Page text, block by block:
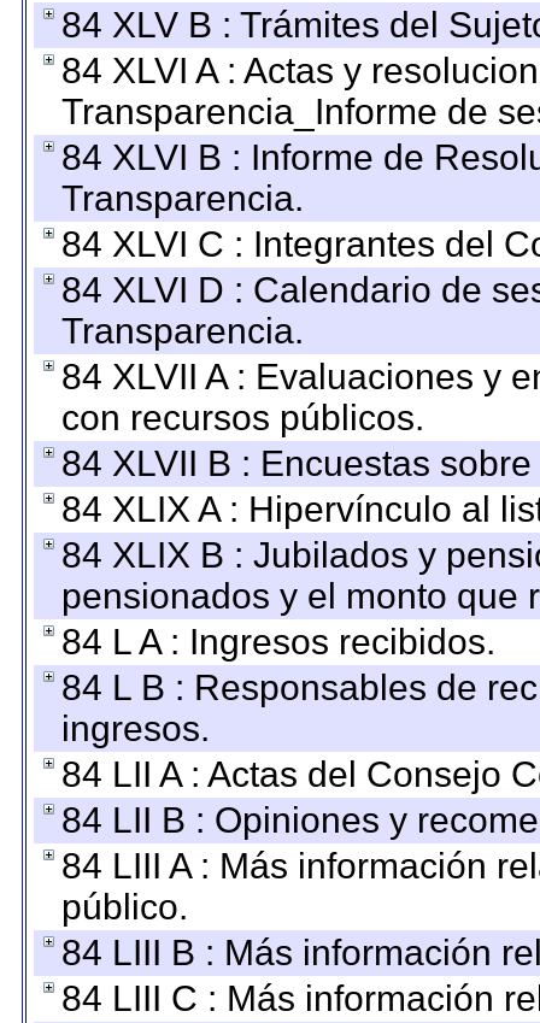
84 XLV B : Trámites del
84 XLVI A : Actas y
Transparencia_Informe de
84 XLVI B : Informe de
Transparencia.
84 XLVI C : Integrantes del
84 XLVI D : Calendario de
Transparencia.
84 XLVII A : Evaluaciones y
con recursos públicos.
84 XLVII B : Encuestas
84 XLIX A : Hipervínculo al
84 XLIX B : Jubilados y
pensionados y el monto que
84 L A : Ingresos recibidos.
84 L B : Responsables de
ingresos.
84 LII A : Actas del Consejo
84 LII B : Opiniones y
84 LIII A : Más información
público.
84 LIII B : Más información
84 LIII C : Más información